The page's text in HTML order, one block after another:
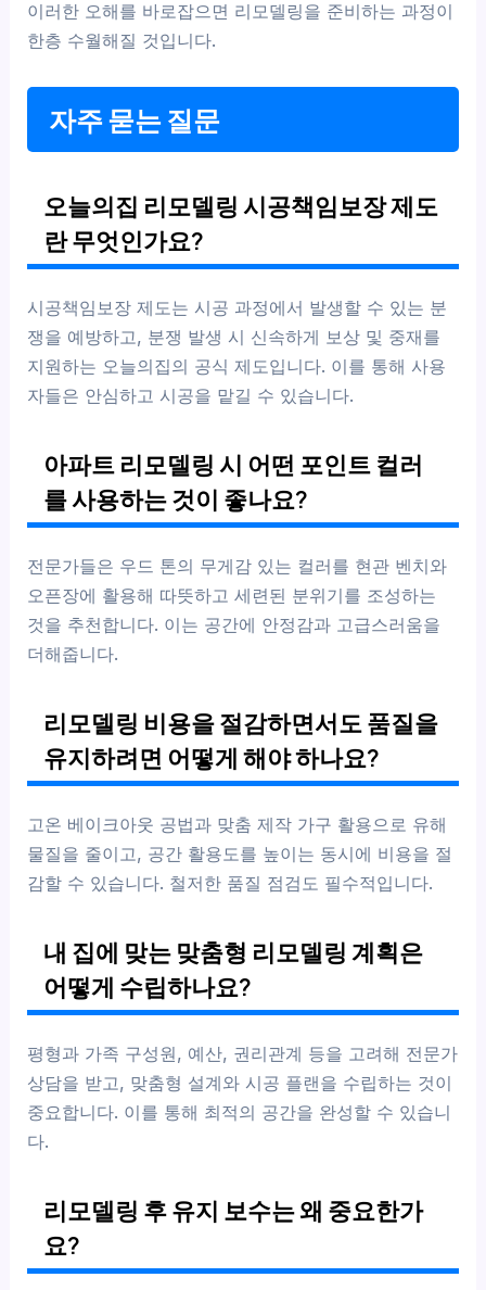
이러한 오해를 바로잡으면 리모델링을 준비하는 과정이
한층 수월해질 것입니다.
자주 묻는 질문
오늘의집 리모델링 시공책임보장 제도
란 무엇인가요?
시공책임보장 제도는 시공 과정에서 발생할 수 있는 분
쟁을 예방하고, 분쟁 발생 시 신속하게 보상 및 중재를
지원하는 오늘의집의 공식 제도입니다. 이를 통해 사용
자들은 안심하고 시공을 맡길 수 있습니다.
아파트 리모델링 시 어떤 포인트 컬러
를 사용하는 것이 좋나요?
전문가들은 우드 톤의 무게감 있는 컬러를 현관 벤치와
오픈장에 활용해 따뜻하고 세련된 분위기를 조성하는
것을 추천합니다. 이는 공간에 안정감과 고급스러움을
더해줍니다.
리모델링 비용을 절감하면서도 품질을
유지하려면 어떻게 해야 하나요?
고온 베이크아웃 공법과 맞춤 제작 가구 활용으로 유해
물질을 줄이고, 공간 활용도를 높이는 동시에 비용을 절
감할 수 있습니다. 철저한 품질 점검도 필수적입니다.
내 집에 맞는 맞춤형 리모델링 계획은
어떻게 수립하나요?
평형과 가족 구성원, 예산, 권리관계 등을 고려해 전문가
상담을 받고, 맞춤형 설계와 시공 플랜을 수립하는 것이
중요합니다. 이를 통해 최적의 공간을 완성할 수 있습니
다.
리모델링 후 유지 보수는 왜 중요한가
요?